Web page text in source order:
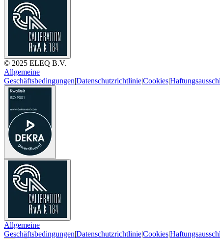
© 2025 ELEQ B.V.
Allgemeine
Geschäftsbedingungen|Datenschutzrichtlinie|Cookies|
Allgemeine
Geschäftsbedingungen|Datenschutzrichtlinie|Cookies|